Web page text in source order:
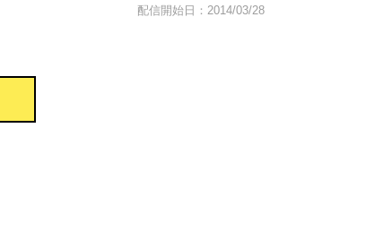
配信開始日：2014/03/28